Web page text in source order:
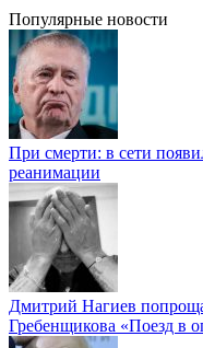
Популярные новости
При смерти: в сети
реанимации
Дмитрий Нагиев
Гребенщикова «Поезд в